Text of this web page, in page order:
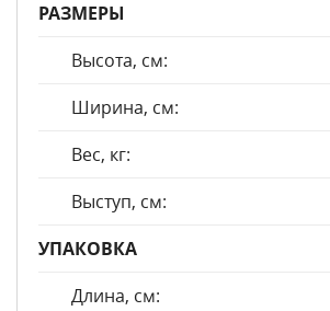
РАЗМЕРЫ
Высота, см:
Ширина, см:
Вес, кг:
Выступ, см:
УПАКОВКА
Длина, см: